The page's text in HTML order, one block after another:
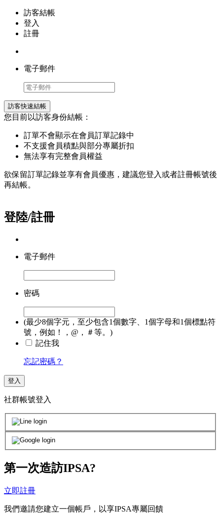
訪客結帳
登入
註冊
電子郵件
訪客快速結帳
您目前以訪客身份結帳：
訂單不會顯示在會員訂單記錄中
不支援會員積點與部分專屬折扣
無法享有完整會員權益
欲保留訂單記錄並享有會員優惠，建議您登入或者註冊帳號後
再結帳。
登陸/註冊
電子郵件
密碼
(最少8個字元，至少包含1個數字、1個字母和1個標點符
號，例如！，@，＃等。)
記住我
忘記密碼？
登入
社群帳號登入
第一次造訪IPSA?
立即註冊
我們邀請您建立一個帳戶，以享IPSA專屬回饋